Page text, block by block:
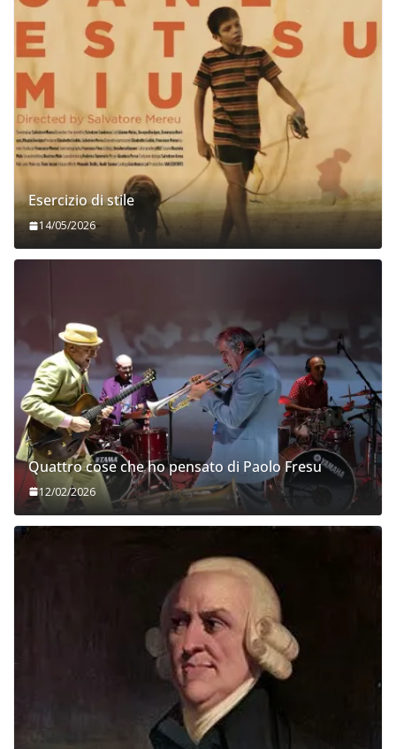
Esercizio di stile
14/05/2026
Quattro cose che ho pensato di Paolo Fresu
12/02/2026